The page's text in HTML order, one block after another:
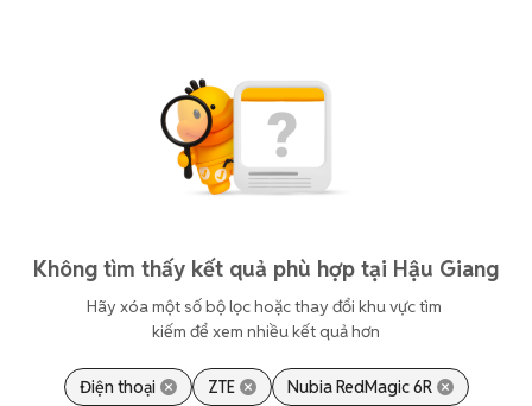
Không tìm thấy kết quả phù hợp tại Hậu Giang
Hãy xóa một số bộ lọc hoặc thay đổi khu vực tìm
kiếm để xem nhiều kết quả hơn
Điện thoại ZTE Nubia RedMagic 6R